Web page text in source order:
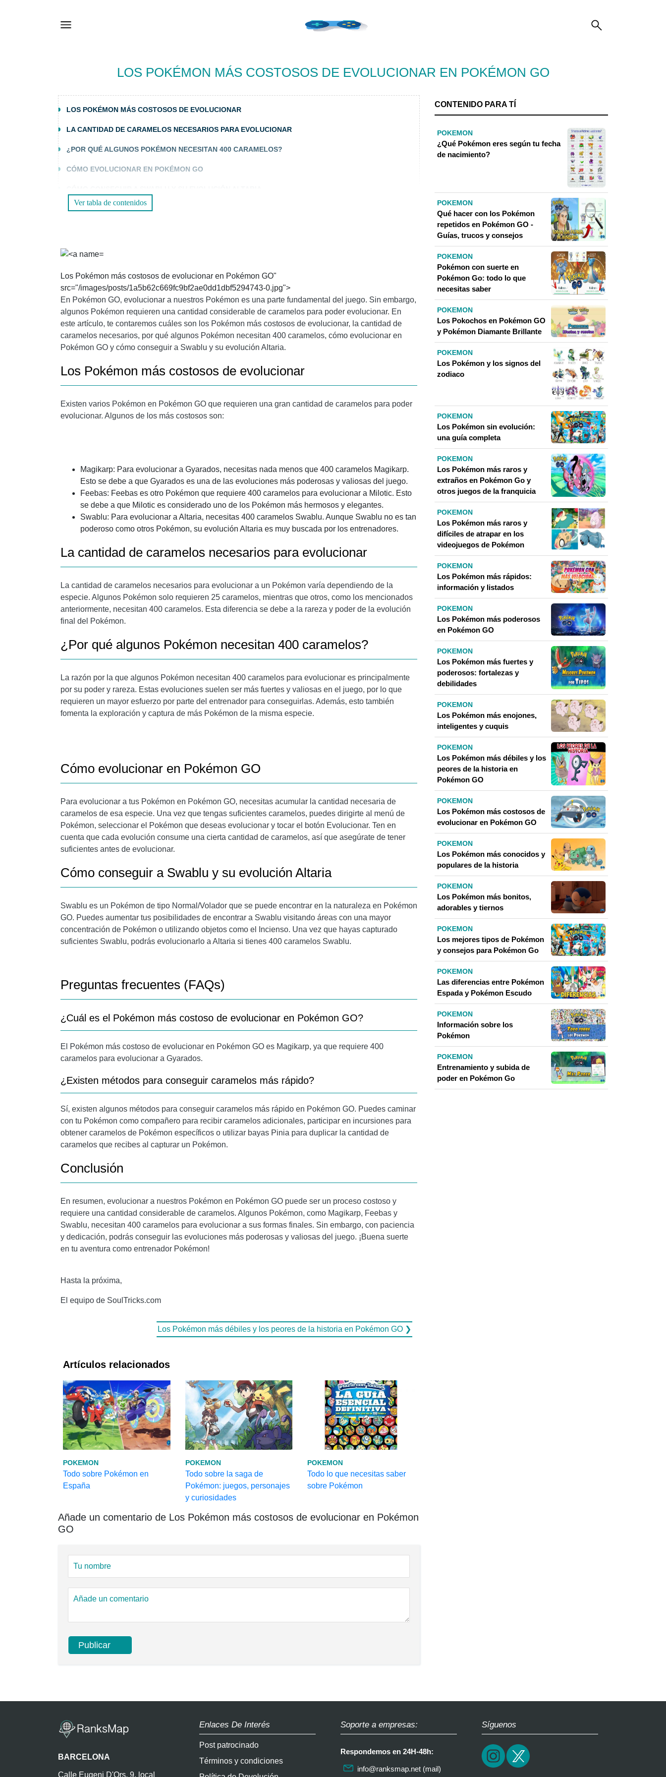
LOS POKÉMON MÁS COSTOSOS DE EVOLUCIONAR EN POKÉMON GO
LOS POKÉMON MÁS COSTOSOS DE EVOLUCIONAR
LA CANTIDAD DE CARAMELOS NECESARIOS PARA EVOLUCIONAR
¿POR QUÉ ALGUNOS POKÉMON NECESITAN 400 CARAMELOS?
CÓMO EVOLUCIONAR EN POKÉMON GO
PREGUNTAS FRECUENTES (FAQS)
¿EXISTEN MÉTODOS PARA CONSEGUIR CARAMELOS MÁS RÁPIDO?
Ver tabla de contenidos
Los Pokémon más costosos de evolucionar en Pokémon GO"
src="/images/posts/1a5b62c669fc9bf2ae0dd1dbf5294743-0.jpg">
En Pokémon GO, evolucionar a nuestros Pokémon es una parte fundamental del juego. Sin embargo,
algunos Pokémon requieren una cantidad considerable de caramelos para poder evolucionar. En
este artículo, te contaremos cuáles son los Pokémon más costosos de evolucionar, la cantidad de
caramelos necesarios, por qué algunos Pokémon necesitan 400 caramelos, cómo evolucionar en
Pokémon GO y cómo conseguir a Swablu y su evolución Altaria.
Los Pokémon más costosos de evolucionar
Existen varios Pokémon en Pokémon GO que requieren una gran cantidad de caramelos para poder
evolucionar. Algunos de los más costosos son:
Magikarp: Para evolucionar a Gyarados, necesitas nada menos que 400 caramelos Magikarp.
Esto se debe a que Gyarados es una de las evoluciones más poderosas y valiosas del juego.
Feebas: Feebas es otro Pokémon que requiere 400 caramelos para evolucionar a Milotic. Esto
se debe a que Milotic es considerado uno de los Pokémon más hermosos y elegantes.
Swablu: Para evolucionar a Altaria, necesitas 400 caramelos Swablu. Aunque Swablu no es tan
poderoso como otros Pokémon, su evolución Altaria es muy buscada por los entrenadores.
La cantidad de caramelos necesarios para evolucionar
La cantidad de caramelos necesarios para evolucionar a un Pokémon varía dependiendo de la
especie. Algunos Pokémon solo requieren 25 caramelos, mientras que otros, como los mencionados
anteriormente, necesitan 400 caramelos. Esta diferencia se debe a la rareza y poder de la evolución
final del Pokémon.
¿Por qué algunos Pokémon necesitan 400 caramelos?
La razón por la que algunos Pokémon necesitan 400 caramelos para evolucionar es principalmente
por su poder y rareza. Estas evoluciones suelen ser más fuertes y valiosas en el juego, por lo que
requieren un mayor esfuerzo por parte del entrenador para conseguirlas. Además, esto también
fomenta la exploración y captura de más Pokémon de la misma especie.
Cómo evolucionar en Pokémon GO
Para evolucionar a tus Pokémon en Pokémon GO, necesitas acumular la cantidad necesaria de
caramelos de esa especie. Una vez que tengas suficientes caramelos, puedes dirigirte al menú de
Pokémon, seleccionar el Pokémon que deseas evolucionar y tocar el botón Evolucionar. Ten en
cuenta que cada evolución consume una cierta cantidad de caramelos, así que asegúrate de tener
suficientes antes de evolucionar.
Cómo conseguir a Swablu y su evolución Altaria
Swablu es un Pokémon de tipo Normal/Volador que se puede encontrar en la naturaleza en Pokémon
GO. Puedes aumentar tus posibilidades de encontrar a Swablu visitando áreas con una mayor
concentración de Pokémon o utilizando objetos como el Incienso. Una vez que hayas capturado
suficientes Swablu, podrás evolucionarlo a Altaria si tienes 400 caramelos Swablu.
Preguntas frecuentes (FAQs)
¿Cuál es el Pokémon más costoso de evolucionar en Pokémon GO?
El Pokémon más costoso de evolucionar en Pokémon GO es Magikarp, ya que requiere 400
caramelos para evolucionar a Gyarados.
¿Existen métodos para conseguir caramelos más rápido?
Sí, existen algunos métodos para conseguir caramelos más rápido en Pokémon GO. Puedes caminar
con tu Pokémon como compañero para recibir caramelos adicionales, participar en incursiones para
obtener caramelos de Pokémon específicos o utilizar bayas Pinia para duplicar la cantidad de
caramelos que recibes al capturar un Pokémon.
Conclusión
En resumen, evolucionar a nuestros Pokémon en Pokémon GO puede ser un proceso costoso y
requiere una cantidad considerable de caramelos. Algunos Pokémon, como Magikarp, Feebas y
Swablu, necesitan 400 caramelos para evolucionar a sus formas finales. Sin embargo, con paciencia
y dedicación, podrás conseguir las evoluciones más poderosas y valiosas del juego. ¡Buena suerte
en tu aventura como entrenador Pokémon!
Hasta la próxima,
El equipo de SoulTricks.com
Los Pokémon más débiles y los peores de la historia en Pokémon GO ❯
Artículos relacionados
POKEMON
Todo sobre Pokémon en
España
POKEMON
Todo sobre la saga de
Pokémon: juegos, personajes
y curiosidades
POKEMON
Todo lo que necesitas saber
sobre Pokémon
Añade un comentario de Los Pokémon más costosos de evolucionar en Pokémon
GO
CONTENIDO PARA TÍ
POKEMON
¿Qué Pokémon eres según tu fecha
de nacimiento?
POKEMON
Qué hacer con los Pokémon
repetidos en Pokémon GO -
Guías, trucos y consejos
POKEMON
Pokémon con suerte en
Pokémon Go: todo lo que
necesitas saber
POKEMON
Los Pokochos en Pokémon GO
y Pokémon Diamante Brillante
POKEMON
Los Pokémon y los signos del
zodiaco
POKEMON
Los Pokémon sin evolución:
una guía completa
POKEMON
Los Pokémon más raros y
extraños en Pokémon Go y
otros juegos de la franquicia
POKEMON
Los Pokémon más raros y
difíciles de atrapar en los
videojuegos de Pokémon
POKEMON
Los Pokémon más rápidos:
información y listados
POKEMON
Los Pokémon más poderosos
en Pokémon GO
POKEMON
Los Pokémon más fuertes y
poderosos: fortalezas y
debilidades
POKEMON
Los Pokémon más enojones,
inteligentes y cuquis
POKEMON
Los Pokémon más débiles y los
peores de la historia en
Pokémon GO
POKEMON
Los Pokémon más costosos de
evolucionar en Pokémon GO
POKEMON
Los Pokémon más conocidos y
populares de la historia
POKEMON
Los Pokémon más bonitos,
adorables y tiernos
POKEMON
Los mejores tipos de Pokémon
y consejos para Pokémon Go
POKEMON
Las diferencias entre Pokémon
Espada y Pokémon Escudo
POKEMON
Información sobre los
Pokémon
POKEMON
Entrenamiento y subida de
poder en Pokémon Go
BARCELONA
Calle Eugeni D'Ors, 9, local
Enlaces De Interés
Post patrocinado
Términos y condiciones
Soporte a empresas:
Respondemos en 24H-48h:
info@ranksmap.net (mail)
Síguenos